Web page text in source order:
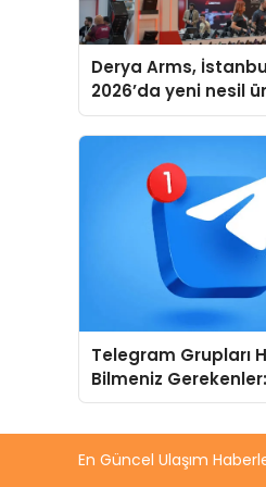
Derya Arms,
2026’da yeni nesil
global marka
sergiledi
Telegram Grupları
Bilmeniz
Kullanıcıları İçin
En Güncel Ulaşım